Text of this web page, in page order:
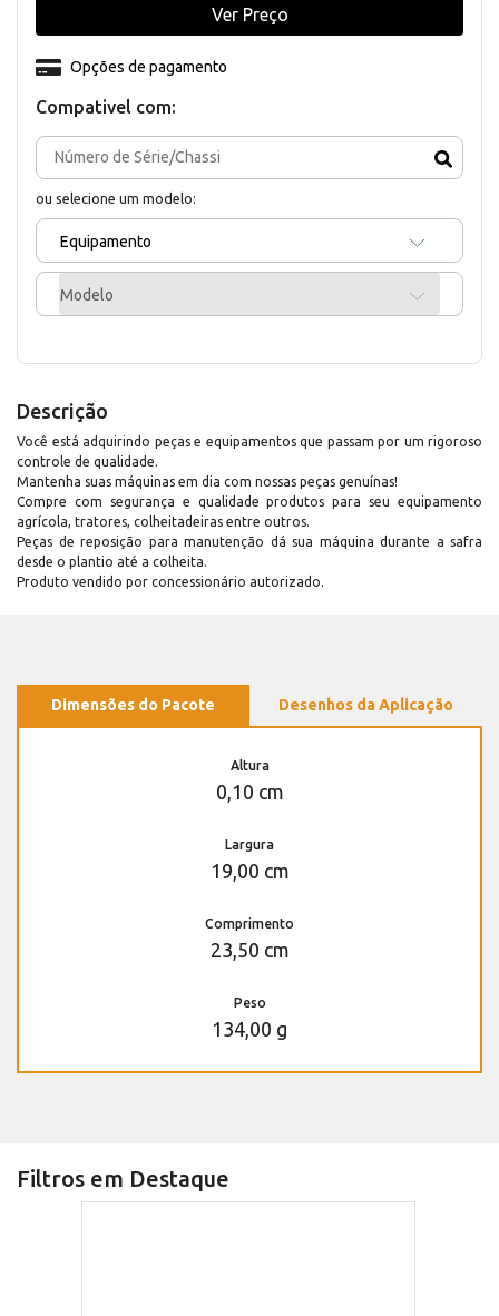
Compativel com:
ou selecione um modelo:
Equipamento
Modelo
Opções de pagamento
Ver Preço
Descrição
Você está adquirindo peças e equipamentos que passam por um rigoroso
controle de qualidade.
Mantenha suas máquinas em dia com nossas peças genuínas!
Compre com segurança e qualidade produtos para seu equipamento
agrícola, tratores, colheitadeiras entre outros.
Peças de reposição para manutenção dá sua máquina durante a safra
desde o plantio até a colheita.
Produto vendido por concessionário autorizado.
Dimensões do Pacote Desenhos da Aplicação
Altura
0,10 cm
Largura
19,00 cm
Comprimento
23,50 cm
Peso
134,00 g
Filtros em Destaque